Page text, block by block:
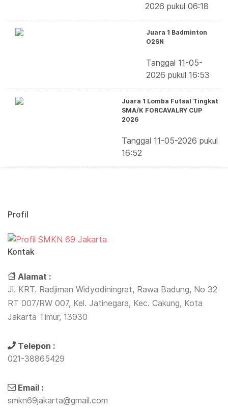
2026 pukul 06:18
Juara 1 Badminton
O2SN
Tanggal 11-05-
2026 pukul 16:53
Juara 1 Lomba Futsal Tingkat
SMA/K FORCAVALRY CUP
2026
Tanggal 11-05-2026 pukul
16:52
Profil
Kontak
Alamat :
Jl. KRT. Radjiman Widyodiningrat, Rawa Badung, No 32
RT 007/RW 007, Kel. Jatinegara, Kec. Cakung, Kota
Jakarta Timur, 13930
Telepon :
021-38865429
Email :
smkn69jakarta@gmail.com